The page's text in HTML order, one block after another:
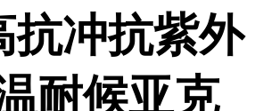
抗冲抗紫外
耐候亚克